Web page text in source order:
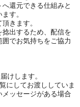
還元できる仕組みと
す。
きます。
出するため、配信を
でお気持ちをご協力
けします。
覧にしてお渡ししていま
ッセージがある場合